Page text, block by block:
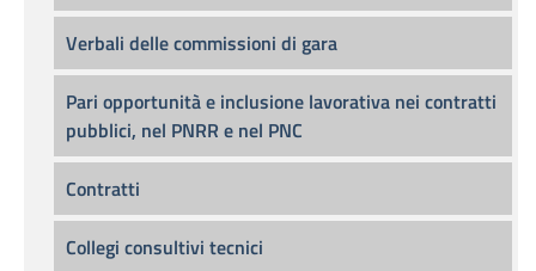
Verbali delle commissioni di gara
Pari opportunità e inclusione lavorativa nei contratti
pubblici, nel PNRR e nel PNC
Contratti
Collegi consultivi tecnici